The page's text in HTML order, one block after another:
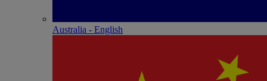
Australia - English